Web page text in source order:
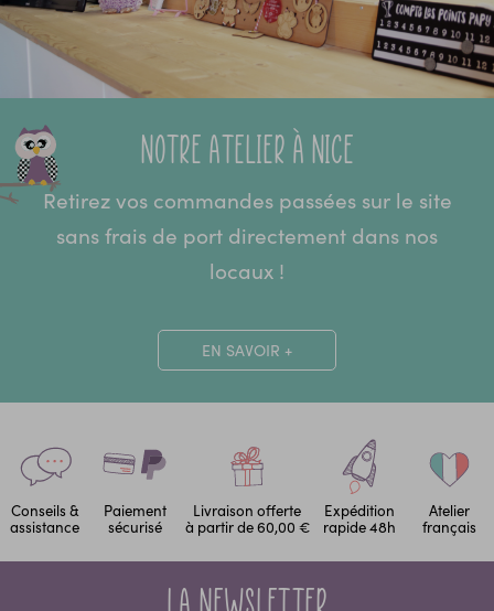
Notre atelier à Nice
Retirez vos commandes passées sur le site
sans frais de port directement dans nos
locaux !
EN SAVOIR +
Conseils &
assistance
Paiement
sécurisé
Livraison offerte
à partir de 60,00 €
Expédition
rapide 48h
Atelier
français